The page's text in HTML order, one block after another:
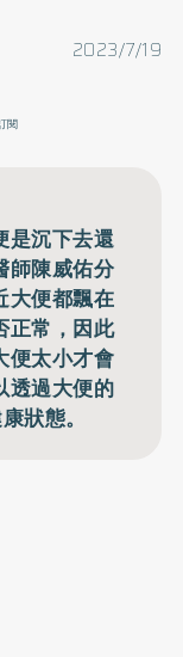
2023/7/19
閱
是沉下去還
師陳威佑分
大便都飄在
正常，因此
便太小才會
透過大便的
狀態。